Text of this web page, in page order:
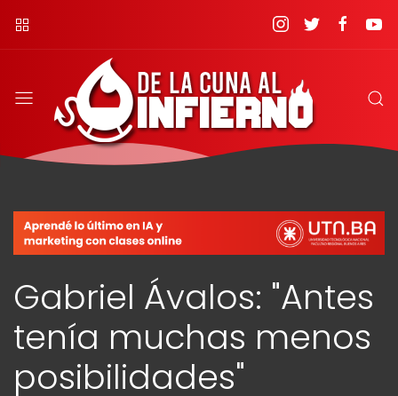
Gabriel Ávalos: "Antes
tenía muchas menos
posibilidades"